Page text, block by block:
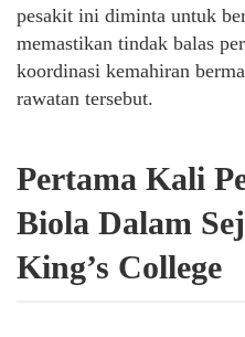
pesakit ini diminta untuk
memastikan tindak balas
koordinasi kemahiran
rawatan tersebut.
Pertama Kali
Biola Dalam
King’s College